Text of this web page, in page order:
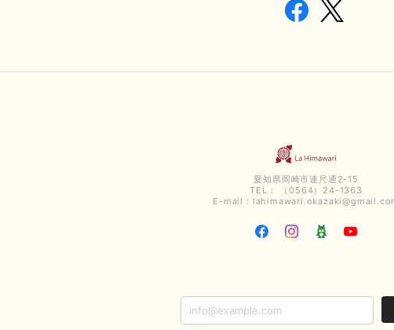
愛知県岡崎市連尺通2-15
TEL： （0564）24-1363
E-mail：